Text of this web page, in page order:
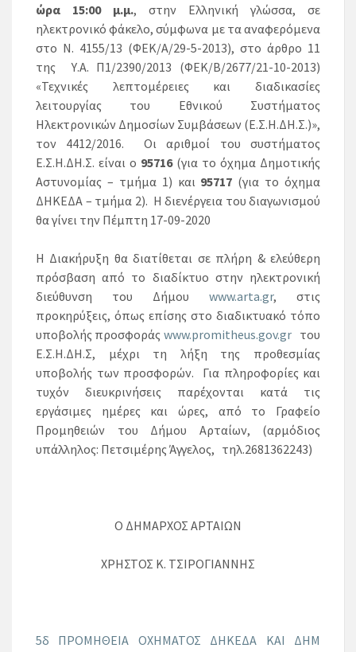
ώρα 15:00 μ.μ., στην Ελληνική γλώσσα, σε
ηλεκτρονικό φάκελο, σύμφωνα με τα αναφερόμενα
στο Ν. 4155/13 (ΦΕΚ/Α/29-5-2013), στο άρθρο 11
της Υ.Α. Π1/2390/2013 (ΦΕΚ/Β/2677/21-10-2013)
«Τεχνικές λεπτομέρειες και διαδικασίες
λειτουργίας του Εθνικού Συστήματος
Ηλεκτρονικών Δημοσίων Συμβάσεων (Ε.Σ.Η.ΔΗ.Σ.)»,
τον 4412/2016. Οι αριθμοί του συστήματος
Ε.Σ.Η.ΔΗ.Σ. είναι ο 95716 (για το όχημα Δημοτικής
Αστυνομίας – τμήμα 1) και 95717 (για το όχημα
ΔΗΚΕΔΑ – τμήμα 2). Η διενέργεια του διαγωνισμού
θα γίνει την Πέμπτη 17-09-2020
Η Διακήρυξη θα διατίθεται σε πλήρη & ελεύθερη
πρόσβαση από το διαδίκτυο στην ηλεκτρονική
διεύθυνση του Δήμου www.arta.gr, στις
προκηρύξεις, όπως επίσης στο διαδικτυακό τόπο
υποβολής προσφοράς www.promitheus.gov.grτου
Ε.Σ.Η.ΔΗ.Σ, μέχρι τη λήξη της προθεσμίας
υποβολής των προσφορών. Για πληροφορίες και
τυχόν διευκρινήσεις παρέχονται κατά τις
εργάσιμες ημέρες και ώρες, από το Γραφείο
Προμηθειών του Δήμου Αρταίων, (αρμόδιος
υπάλληλος: Πετσιμέρης Άγγελος, τηλ.2681362243)
Ο ΔΗΜΑΡΧΟΣ ΑΡΤΑΙΩΝ
ΧΡΗΣΤΟΣ Κ. ΤΣΙΡΟΓΙΑΝΝΗΣ
5δ ΠΡΟΜΗΘΕΙΑ ΟΧΗΜΑΤΟΣ ΔΗΚΕΔΑ ΚΑΙ ΔΗΜ